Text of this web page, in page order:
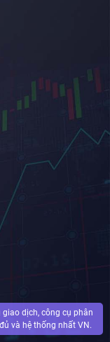
dịch, công cụ phân
và hệ thống nhất VN.